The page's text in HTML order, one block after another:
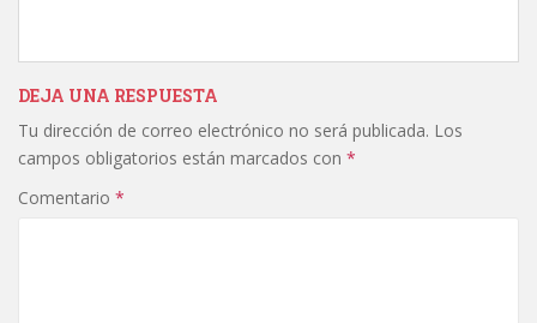
DEJA UNA RESPUESTA
Tu dirección de correo electrónico no será publicada. Los
campos obligatorios están marcados con *
Comentario *